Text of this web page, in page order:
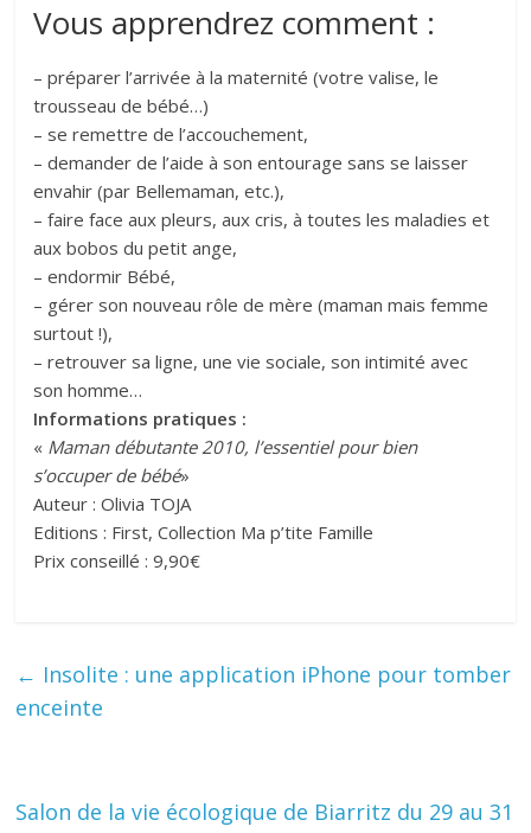
Vous apprendrez comment :
– préparer l’arrivée à la maternité (votre valise, le
trousseau de bébé…)
– se remettre de l’accouchement,
– demander de l’aide à son entourage sans se laisser
envahir (par Bellemaman, etc.),
– faire face aux pleurs, aux cris, à toutes les maladies et
aux bobos du petit ange,
– endormir Bébé,
– gérer son nouveau rôle de mère (maman mais femme
surtout !),
– retrouver sa ligne, une vie sociale, son intimité avec
son homme…
Informations pratiques :
« Maman débutante 2010, l’essentiel pour bien
s’occuper de bébé»
Auteur : Olivia TOJA
Editions : First, Collection Ma p’tite Famille
Prix conseillé : 9,90€
← Insolite : une application iPhone pour tomber
enceinte
Salon de la vie écologique de Biarritz du 29 au 31